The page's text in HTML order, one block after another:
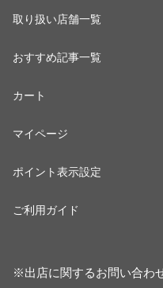
取り扱い店舗一覧
おすすめ記事一覧
カート
マイページ
ポイント表示設定
ご利用ガイド
※出店に関するお問い合わ